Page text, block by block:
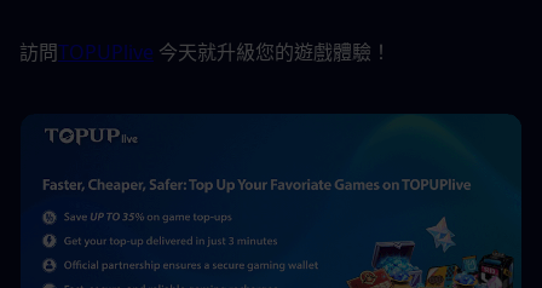
訪問TOPUPlive 今天就升級您的遊戲體驗！